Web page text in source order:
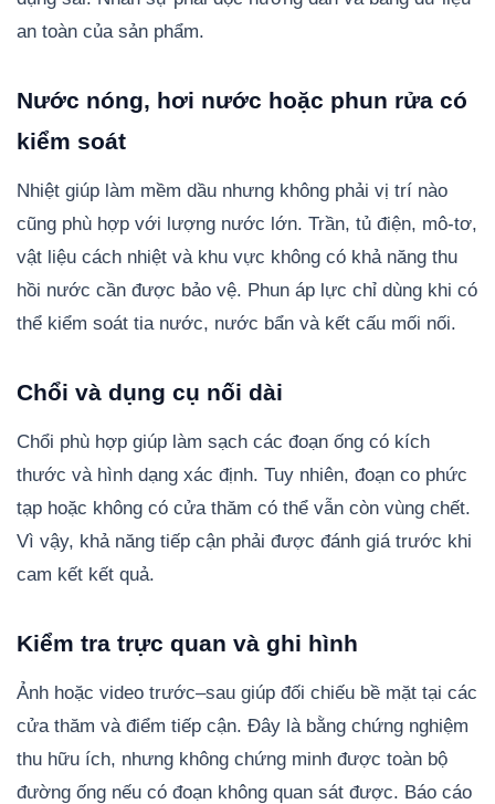
an toàn của sản phẩm.
Nước nóng, hơi nước hoặc phun rửa có
kiểm soát
Nhiệt giúp làm mềm dầu nhưng không phải vị trí nào
cũng phù hợp với lượng nước lớn. Trần, tủ điện, mô-tơ,
vật liệu cách nhiệt và khu vực không có khả năng thu
hồi nước cần được bảo vệ. Phun áp lực chỉ dùng khi có
thể kiểm soát tia nước, nước bẩn và kết cấu mối nối.
Chổi và dụng cụ nối dài
Chổi phù hợp giúp làm sạch các đoạn ống có kích
thước và hình dạng xác định. Tuy nhiên, đoạn co phức
tạp hoặc không có cửa thăm có thể vẫn còn vùng chết.
Vì vậy, khả năng tiếp cận phải được đánh giá trước khi
cam kết kết quả.
Kiểm tra trực quan và ghi hình
Ảnh hoặc video trước–sau giúp đối chiếu bề mặt tại các
cửa thăm và điểm tiếp cận. Đây là bằng chứng nghiệm
thu hữu ích, nhưng không chứng minh được toàn bộ
đường ống nếu có đoạn không quan sát được. Báo cáo